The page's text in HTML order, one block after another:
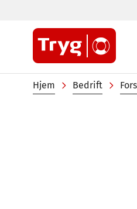
hovedinnhold
Hjem Bedrift